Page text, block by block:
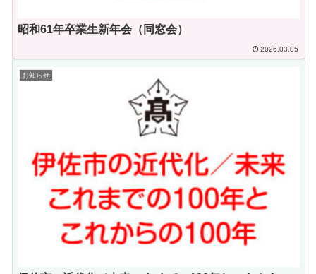
昭和61年卒業生新年会（同窓会）
2026.03.05
お知らせ